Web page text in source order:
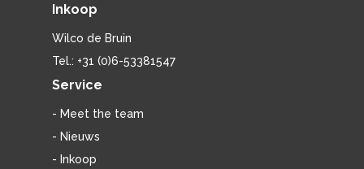
Inkoop
Wilco de Bruin
Tel.: +31 (0)6-53381547
Service
- Meet the team
- Nieuws
- Inkoop